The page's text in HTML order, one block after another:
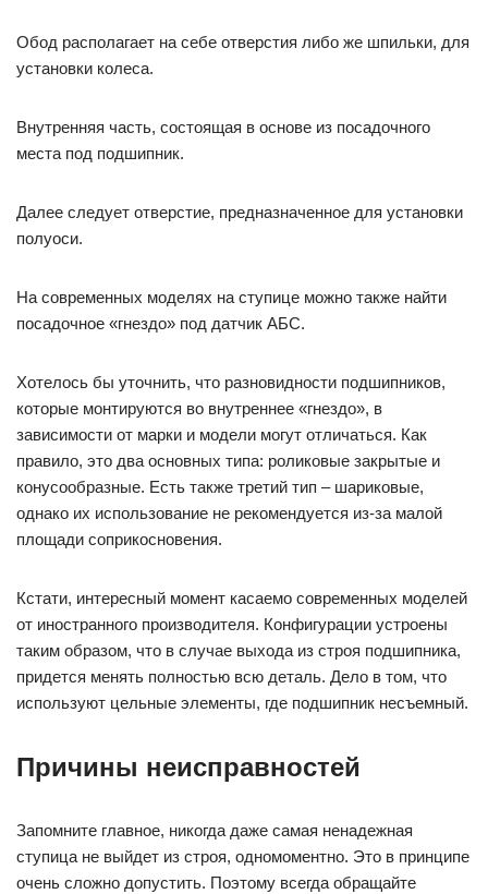
Обод располагает на себе отверстия либо же шпильки, для
установки колеса.
Внутренняя часть, состоящая в основе из посадочного
места под подшипник.
Далее следует отверстие, предназначенное для установки
полуоси.
На современных моделях на ступице можно также найти
посадочное «гнездо» под датчик АБС.
Хотелось бы уточнить, что разновидности подшипников,
которые монтируются во внутреннее «гнездо», в
зависимости от марки и модели могут отличаться. Как
правило, это два основных типа: роликовые закрытые и
конусообразные. Есть также третий тип – шариковые,
однако их использование не рекомендуется из-за малой
площади соприкосновения.
Кстати, интересный момент касаемо современных моделей
от иностранного производителя. Конфигурации устроены
таким образом, что в случае выхода из строя подшипника,
придется менять полностью всю деталь. Дело в том, что
используют цельные элементы, где подшипник несъемный.
Причины неисправностей
Запомните главное, никогда даже самая ненадежная
ступица не выйдет из строя, одномоментно. Это в принципе
очень сложно допустить. Поэтому всегда обращайте